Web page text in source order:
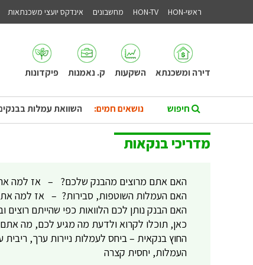
ראשי-HON HON-TV מחשבונים אינדקס יועצי משכנתאות
דירה ומשכנתא השקעות ק. נאמנות פיקדונות
נושאים חמים: השוואת עמלות
מדריכי בנקאות
האם אתם מרוצים מהבנק שלכם? – אז למה
האם העמלות השוטפות, סבירות? – אז למה
האם הבנק נותן לכם הלוואות כפי שהייתם רוצים
כאן, תוכלו לקרוא ולדעת מה מגיע לכם, מה
החוץ בנקאית – ביחס לעמלות ניירות ערך,
העמלות, יחסית קצרה